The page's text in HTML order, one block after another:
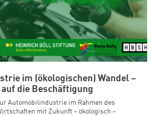
im (ökologischen) Wandel –
die Beschäftigung
Automobilindustrie im Rahmen des
mit Zukunft – ökologisch –